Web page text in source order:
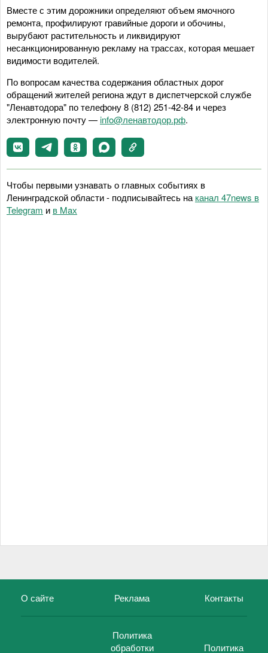
Вместе с этим дорожники определяют объем ямочного
ремонта, профилируют гравийные дороги и обочины,
вырубают растительность и ликвидируют
несанкционированную рекламу на трассах, которая мешает
видимости водителей.
По вопросам качества содержания областных дорог
обращений жителей региона ждут в диспетчерской службе
"Ленавтодора" по телефону 8 (812) 251-42-84 и через
электронную почту —info@ленавтодор.рф.
Чтобы первыми узнавать о главных событиях в
Ленинградской области - подписывайтесь на канал 47news в
Telegram и в Maх
О сайте Реклама Контакты
Политика
обработки
Политика